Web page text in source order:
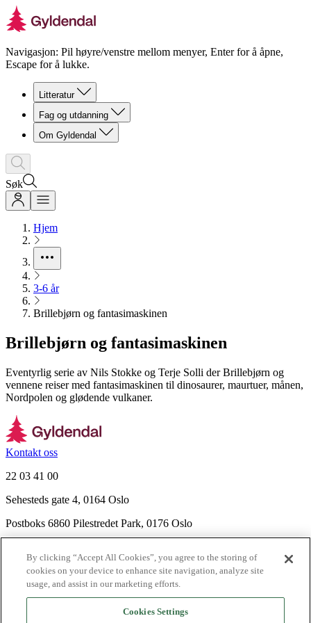
Navigasjon: Pil høyre/venstre mellom menyer, Enter for å åpne,
Escape for å lukke.
Litteratur
Fag og utdanning
Om Gyldendal
Søk
Hjem
3-6 år
Brillebjørn og fantasimaskinen
Brillebjørn og fantasimaskinen
Eventyrlig serie av Nils Stokke og Terje Solli der Brillebjørn og
vennene reiser med fantasimaskinen til dinosaurer, maurtuer, månen,
Nordpolen og glødende vulkaner.
Kontakt oss
22 03 41 00
Sehesteds gate 4, 0164 Oslo
Postboks 6860 Pilestredet Park, 0176 Oslo
Nyhetsbrev
Ledige stillinger
Send inn manus
By clicking “Accept All Cookies”, you agree to the storing of
cookies on your device to enhance site navigation, analyze site
usage, and assist in our marketing efforts.
Cookies Settings